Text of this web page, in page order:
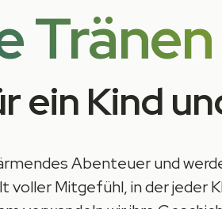
ein Kind
Abenteuer und
voller Mitgefühl, in der jeder